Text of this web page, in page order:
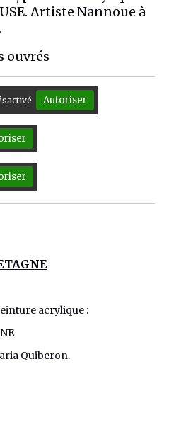
Artiste Nannoue à
ouvrés
Autoriser
acrylique :
Quiberon.